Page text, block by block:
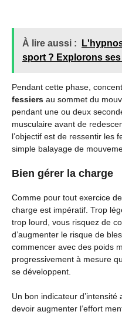
À lire aussi :
sport ? Explorons
Pendant cette phase,
fessiers au sommet du
pendant une ou deux
musculaire avant de
l’objectif est de ressentir les
simple balayage de
Bien gérer la charge
Comme pour tout exercice
charge est impératif. Trop
trop lourd, vous risquez de
d’augmenter le risque de
commencer avec des poids
progressivement à mesure
se développent.
Un bon indicateur
devoir augmenter l’effort